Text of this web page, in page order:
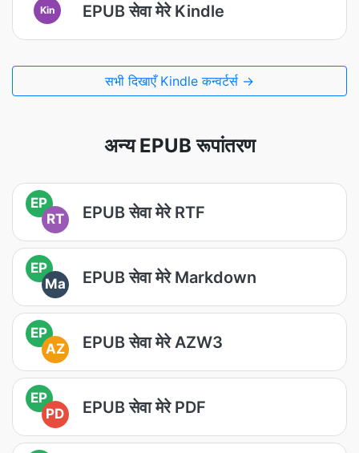
Kin EPUB सेवा मेरे Kindle
सभी दिखाएँ Kindle कन्वर्टर्स →
अन्य EPUB रूपांतरण
EP
RT
EPUB सेवा मेरे RTF
EP
Ma
EPUB सेवा मेरे Markdown
EP
AZ
EPUB सेवा मेरे AZW3
EP
PD
EPUB सेवा मेरे PDF